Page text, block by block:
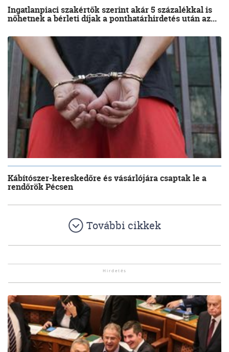
Ingatlanpiaci szakértők szerint akár 5 százalékkal is
nőhetnek a bérleti díjak a ponthatárhirdetés után az...
Kábítószer-kereskedőre és vásárlójára csaptak le a
rendőrök Pécsen
További cikkek